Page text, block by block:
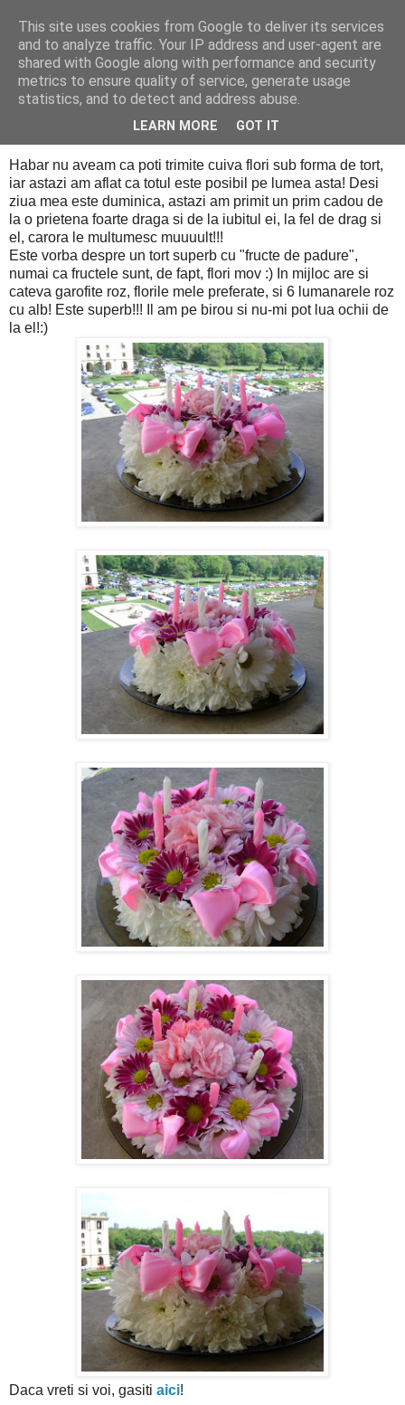
PentruDive.ro
vineri, 6 mai 2011
Tortul meu din flori de primavara
Habar nu aveam ca poti trimite cuiva flori sub forma de tort,
iar astazi am aflat ca totul este posibil pe lumea asta! Desi
ziua mea este duminica, astazi am primit un prim cadou de
la o prietena foarte draga si de la iubitul ei, la fel de drag si
el, carora le multumesc muuuult!!!
Este vorba despre un tort superb cu "fructe de padure",
numai ca fructele sunt, de fapt, flori mov :) In mijloc are si
cateva garofite roz, florile mele preferate, si 6 lumanarele roz
cu alb! Este superb!!! Il am pe birou si nu-mi pot lua ochii de
la el!:)
Daca vreti si voi, gasiti aici!
This site uses cookies from Google to deliver its services
and to analyze traffic. Your IP address and user-agent are
shared with Google along with performance and security
metrics to ensure quality of service, generate usage
statistics, and to detect and address abuse.
LEARN MORE GOT IT